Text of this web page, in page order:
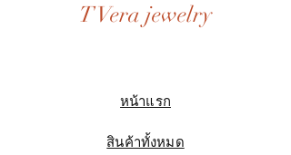
T Vera jewelry
หน้าแรก
สินค้าทั้งหมด